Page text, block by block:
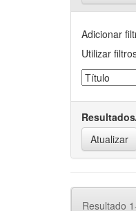
Adicionar
Utilizar
Resultado